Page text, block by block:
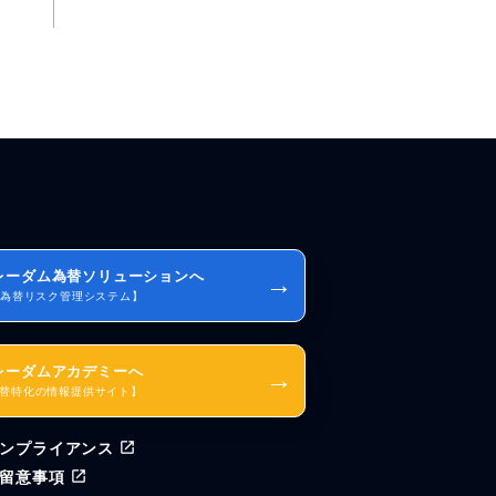
ーダム為替ソリューションへ
為替リスク管理システム】 →
ーダムアカデミーへ
替特化の情報提供サイト】 →
プライアンス
意事項